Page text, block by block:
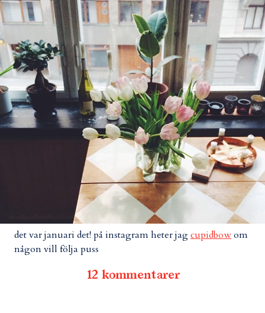
det var januari det! på instagram heter jagcupidbowom
någon vill följa puss
12 kommentarer